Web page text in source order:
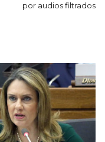
por audios filtrados